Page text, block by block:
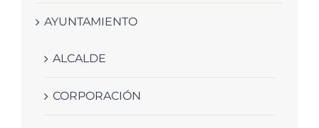
AYUNTAMIENTO
ALCALDE
CORPORACIÓN